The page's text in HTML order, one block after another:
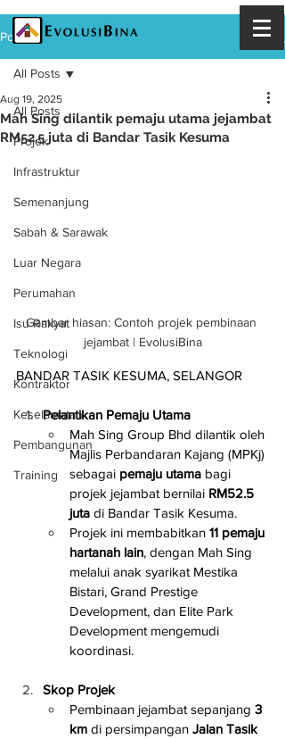
Post
All Posts
Projek
Infrastruktur
Semenanjung
Sabah & Sarawak
Luar Negara
Perumahan
Isu Rakyat
Teknologi
Kontraktor
Keselamatan
Pembangunan
Training
All Posts
Mah Sing dilantik pemaju utama jejambat
RM52.5 juta di Bandar Tasik Kesuma
Aug 19, 2025
Gambar hiasan: Contoh projek pembinaan
jejambat | EvolusiBina
BANDAR TASIK KESUMA, SELANGOR
Pelantikan Pemaju Utama
Mah Sing Group Bhd dilantik oleh
Majlis Perbandaran Kajang (MPKj)
sebagai pemaju utama bagi
projek jejambat bernilai RM52.5
juta di Bandar Tasik Kesuma.
Projek ini membabitkan 11 pemaju
hartanah lain, dengan Mah Sing
melalui anak syarikat Mestika
Bistari, Grand Prestige
Development, dan Elite Park
Development mengemudi
koordinasi.
Skop Projek
Pembinaan jejambat sepanjang 3
km di persimpangan Jalan Tasik